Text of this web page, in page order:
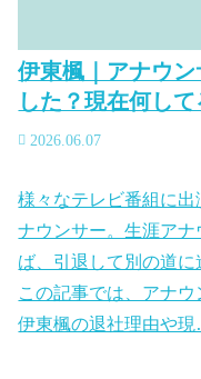
伊東楓｜アナウ
した？現在何し
2026.06.07
様々なテレビ番組に
ナウンサー。生涯ア
ば、引退して別の道
この記事では、アナ
伊東楓の退社理由や